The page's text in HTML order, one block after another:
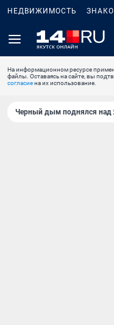
НЕДВИЖИМОСТЬ
На информационном ресурсе
файлы. Оставаясь на сайте, вы
согласиена их использование.
Черный дым поднялся над